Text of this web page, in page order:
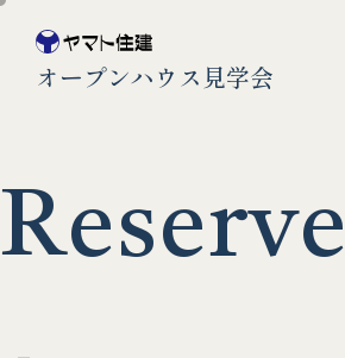
オープンハウス見学会
Reserve